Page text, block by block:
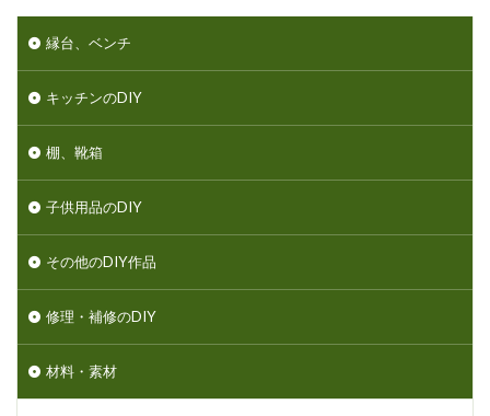
縁台、ベンチ
キッチンのDIY
棚、靴箱
子供用品のDIY
その他のDIY作品
修理・補修のDIY
材料・素材